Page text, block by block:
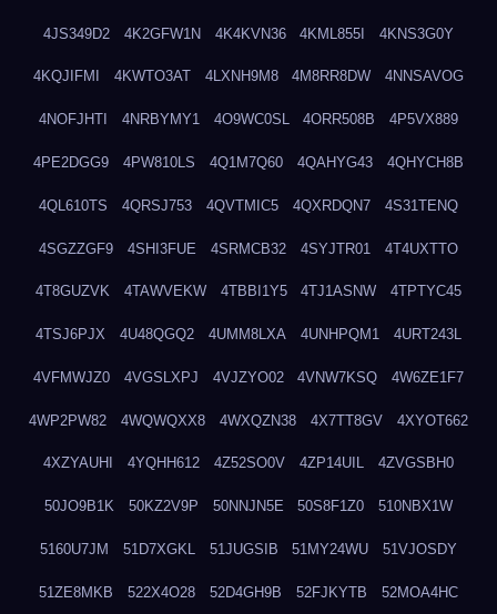
4JS349D2 4K2GFW1N 4K4KVN36 4KML855I 4KNS3G0Y
4KQJIFMI 4KWTO3AT 4LXNH9M8 4M8RR8DW 4NNSAVOG
4NOFJHTI 4NRBYMY1 4O9WC0SL 4ORR508B 4P5VX889
4PE2DGG9 4PW810LS 4Q1M7Q60 4QAHYG43 4QHYCH8B
4QL610TS 4QRSJ753 4QVTMIC5 4QXRDQN7 4S31TENQ
4SGZZGF9 4SHI3FUE 4SRMCB32 4SYJTR01 4T4UXTTO
4T8GUZVK 4TAWVEKW 4TBBI1Y5 4TJ1ASNW 4TPTYC45
4TSJ6PJX 4U48QGQ2 4UMM8LXA 4UNHPQM1 4URT243L
4VFMWJZ0 4VGSLXPJ 4VJZYO02 4VNW7KSQ 4W6ZE1F7
4WP2PW82 4WQWQXX8 4WXQZN38 4X7TT8GV 4XYOT662
4XZYAUHI 4YQHH612 4Z52SO0V 4ZP14UIL 4ZVGSBH0
50JO9B1K 50KZ2V9P 50NNJN5E 50S8F1Z0 510NBX1W
5160U7JM 51D7XGKL 51JUGSIB 51MY24WU 51VJOSDY
51ZE8MKB 522X4O28 52D4GH9B 52FJKYTB 52MOA4HC